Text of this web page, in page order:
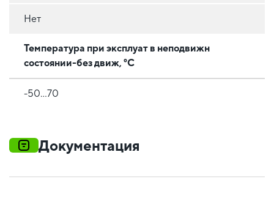
Нет
Температура при эксплуат в неподвижн
состоянии-без движ, °C
-50…70
Документация